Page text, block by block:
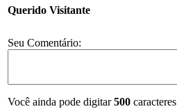
Querido Visitante
Seu Comentário:
Você ainda pode digitar500 caracteres